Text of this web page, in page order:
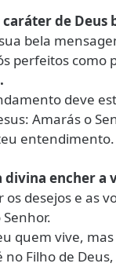
de Deus
bela
perfeitos como
deve
Amarás o
divina encher a
os desejos e as
quem vive,
no Filho de